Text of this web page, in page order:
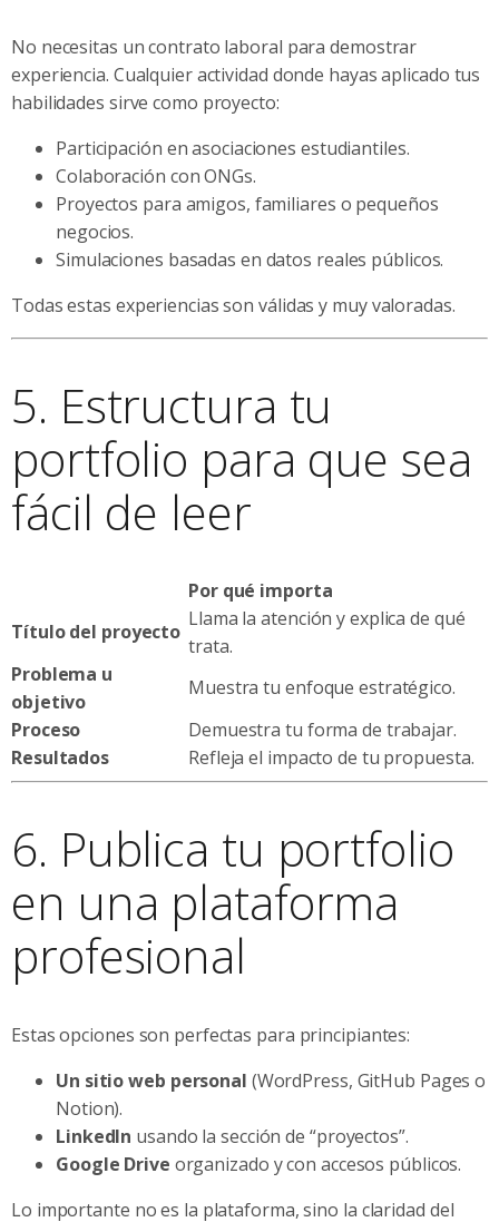
No necesitas un contrato laboral para demostrar
experiencia. Cualquier actividad donde hayas aplicado tus
habilidades sirve como proyecto:
Participación en asociaciones estudiantiles.
Colaboración con ONGs.
Proyectos para amigos, familiares o pequeños
negocios.
Simulaciones basadas en datos reales públicos.
Todas estas experiencias son válidas y muy valoradas.
5. Estructura tu
portfolio para que sea
fácil de leer
Por qué importa
Título del proyecto
Llama la atención y explica de qué
trata.
Problema u
objetivo
Muestra tu enfoque estratégico.
Proceso
Demuestra tu forma de trabajar.
Resultados
Refleja el impacto de tu propuesta.
6. Publica tu portfolio
en una plataforma
profesional
Estas opciones son perfectas para principiantes:
Un sitio web personal (WordPress, GitHub Pages o
Notion).
LinkedIn usando la sección de “proyectos”.
Google Drive organizado y con accesos públicos.
Lo importante no es la plataforma, sino la claridad del